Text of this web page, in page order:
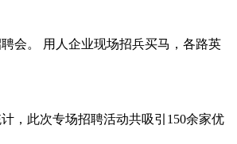
会。 用人企业现场招兵买马，各路英
，此次专场招聘活动共吸引150余家优